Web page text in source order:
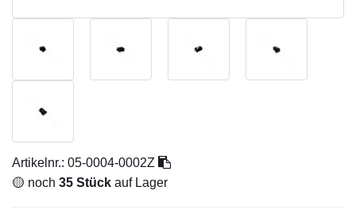
Artikelnr.: 05-0004-0002Z
🟡 noch 35 Stück auf Lager